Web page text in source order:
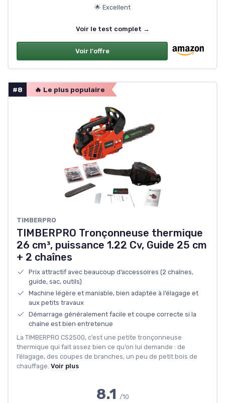
🌟 Excellent
Voir le test complet →
Voir l'offre
#8 🔥 Le plus populaire
TIMBERPRO
TIMBERPRO Tronçonneuse thermique
26 cm³, puissance 1.22 Cv, Guide 25 cm
+ 2 chaînes
Prix attractif avec beaucoup d’accessoires (2 chaînes,
guide, sac, outils)
Machine légère et maniable, bien adaptée à l’élagage et
aux petits travaux
Démarrage généralement facile et coupe correcte si la
chaîne est bien entretenue
La TIMBERPRO CS2500, c’est une petite tronçonneuse
thermique qui fait assez bien ce qu’on lui demande : de
l’élagage, des coupes de branches, un peu de petit bois de
chauffage. Voir plus
8.1 /10